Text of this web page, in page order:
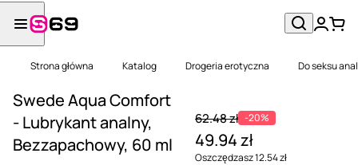
Strona główna Katalog Drogeria erotyczna Do seksu
Swede Aqua Comfort
- Lubrykant analny,
Bezzapachowy, 60 ml
62.48 zł -20%
49.94 zł
Oszczędzasz 12.54 zł